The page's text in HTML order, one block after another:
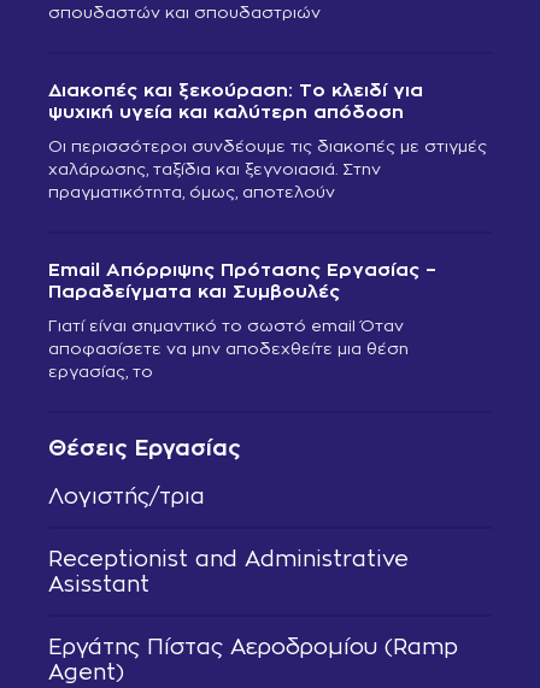
Θέσεις Εργασίας
Λογιστής/τρια
Receptionist and Administrative
Asisstant
Εργάτης Πίστας Αεροδρομίου (Ramp
Agent)
σπουδαστών και σπουδαστριών
Διακοπές και ξεκούραση: Το κλειδί για
ψυχική υγεία και καλύτερη απόδοση
Οι περισσότεροι συνδέουμε τις διακοπές με στιγμές
χαλάρωσης, ταξίδια και ξεγνοιασιά. Στην
πραγματικότητα, όμως, αποτελούν
Email Απόρριψης Πρότασης Εργασίας –
Παραδείγματα και Συμβουλές
Γιατί είναι σημαντικό το σωστό email Όταν
αποφασίσετε να μην αποδεχθείτε μια θέση
εργασίας, το